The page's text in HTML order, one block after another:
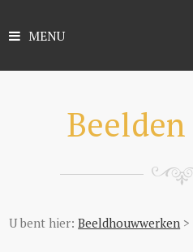
MENU
U bent hier:Beeldhouwwerken >